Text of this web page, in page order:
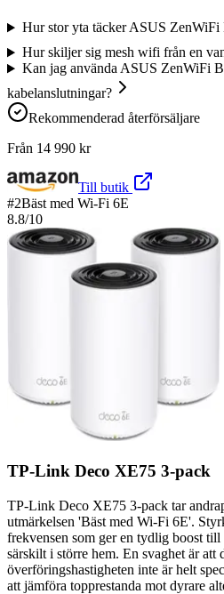
Hur stor yta täcker ASUS ZenWiFi
Hur skiljer sig mesh wifi från en
Kan jag använda ASUS ZenWiFi
kabelanslutningar?
Rekommenderad återförsäljare
Från 14 990 kr
Till butik
#2Bäst med Wi-Fi 6E
8.8/10
TP-Link Deco XE75 3-pack
TP-Link Deco XE75 3-pack tar
utmärkelsen 'Bäst med Wi-Fi 6E'.
frekvensen som ger en tydlig boost
särskilt i större hem. En svaghet är att
överföringshastigheten inte är helt
att jämföra topprestanda mot dyrare